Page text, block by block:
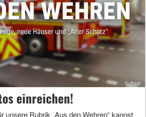
einreichen!
unsere Rubrik „Aus den Wehren“ kannst